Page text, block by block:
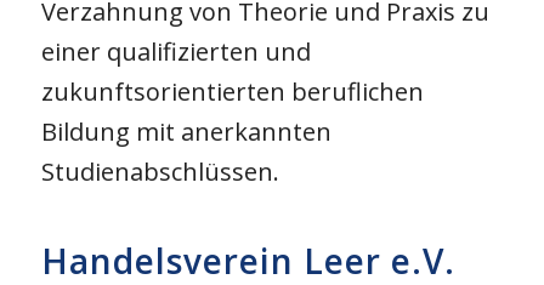
Verzahnung von Theorie und Praxis zu
einer qualifizierten und
zukunftsorientierten beruflichen
Bildung mit anerkannten
Studienabschlüssen.
Handelsverein Leer e.V.